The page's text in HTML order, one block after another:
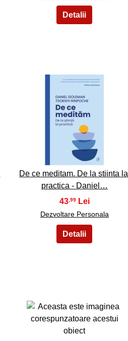
17
De ce meditam. De la stiinta la
practica - Daniel…
43,99
Dezvoltare Personala